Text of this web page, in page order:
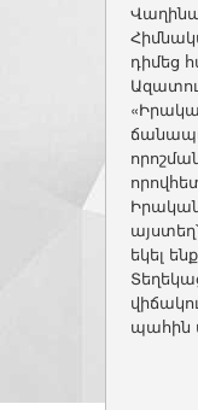
դիմեց
եկել
պահին